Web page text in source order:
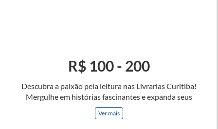
Descubra a paixão pela leitura nas Livrarias Curitiba!
Mergulhe em histórias fascinantes e expanda seus
horizontes, onde cada página é uma porta para novos
universos e perspectivas. Ler nos permite viajar sem sair do
Ver mais
R$ 100 - 200